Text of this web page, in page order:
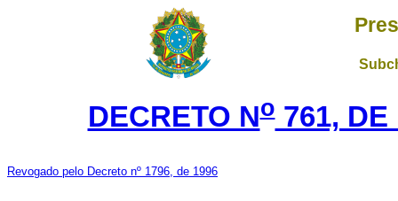
DECRETO No761, DE
Revogado pelo Decreto nº 1796, de 1996